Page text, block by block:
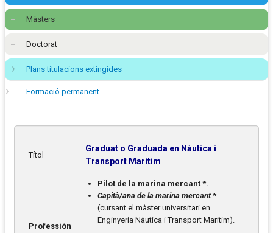
Màsters
Doctorat
Plans titulacions extingides
Formació permanent
Títol
Graduat o Graduada en Nàutica i
Transport Marítim
Professión
Pilot de la marina mercant *.
Capità/ana de la marina mercant*
(cursant el màster universitari en
Enginyeria Nàutica i Transport Marítim).